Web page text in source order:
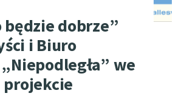
będzie dobrze”
i Biuro
we